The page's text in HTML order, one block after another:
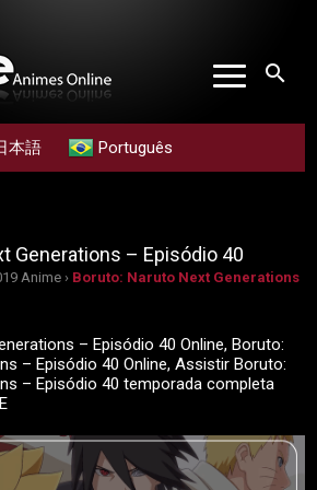
search
本語 Português
Generations – Episódio 40
Anime › Boruto: Naruto Next Generations
– Episódio 40 Online, Boruto:
– Episódio 40 Online, Assistir Boruto:
– Episódio 40 temporada completa